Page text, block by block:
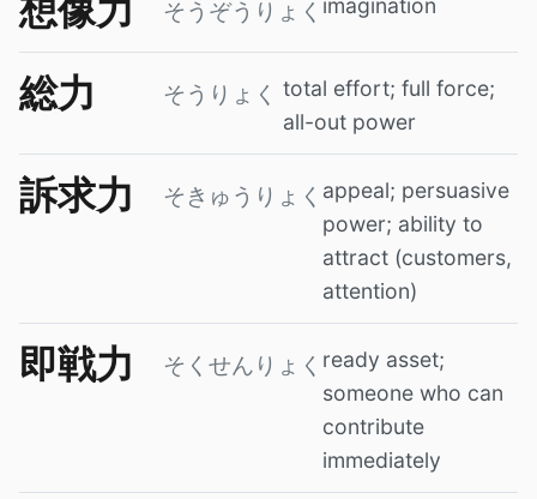
想像力 そうぞうりょく
総力 そうりょく total effort; full force;
all-out power
訴求力 そきゅうりょく appeal; persuasive
power; ability to
attract (customers,
attention)
即戦力 そくせんりょく ready asset;
someone who can
contribute
immediately